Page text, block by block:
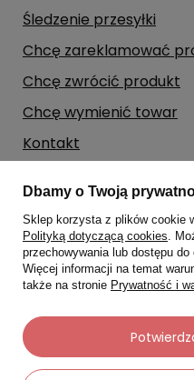
Śledzenie przesyłki
Chcę zareklamować
Chcę zwrócić produkt
Chcę wymienić towar
Kontakt
Moje konto
Regulaminy
Dbamy o Twoją
Sklep korzysta z plików cookie
Polityką dotyczącą cookies.
przechowywania lub dostępu
Więcej informacji na temat
także na stronie Prywatność i